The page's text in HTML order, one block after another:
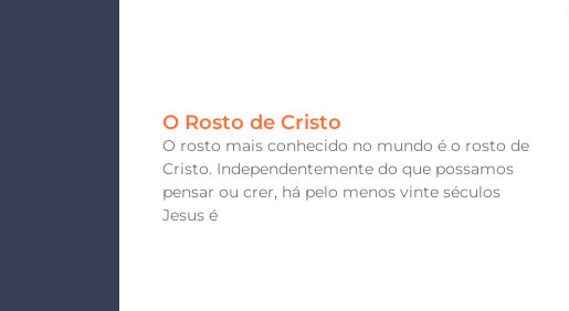
O Rosto de Cristo
O rosto mais conhecido no mundo é o rosto de
Cristo. Independentemente do que possamos
pensar ou crer, há pelo menos vinte séculos
Jesus é